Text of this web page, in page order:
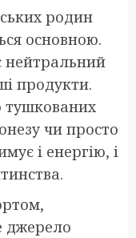
родин
основною.
нейтральний
продукти.
тушкованих
чи просто
і енергію, і
джерело